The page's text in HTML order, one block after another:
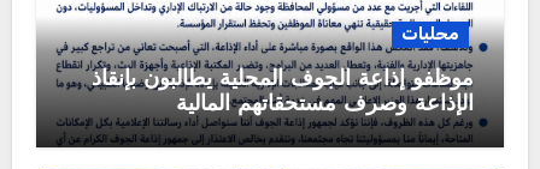
محليات
موظفو إذاعة الجوف المحلية يطالبون بإنقاذ
الإذاعة وصرف مستحقاتهم المالية